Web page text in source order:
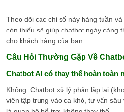
Theo dõi các chỉ số này hàng tuần
còn thiếu sẽ giúp chatbot ngày càng
cho khách hàng của bạn.
Câu Hỏi Thường Gặp Về
Chatbot AI có thay thế hoàn toàn
Không. Chatbot xử lý phần lặp lại
viên tập trung vào ca khó, tư vấn sâu